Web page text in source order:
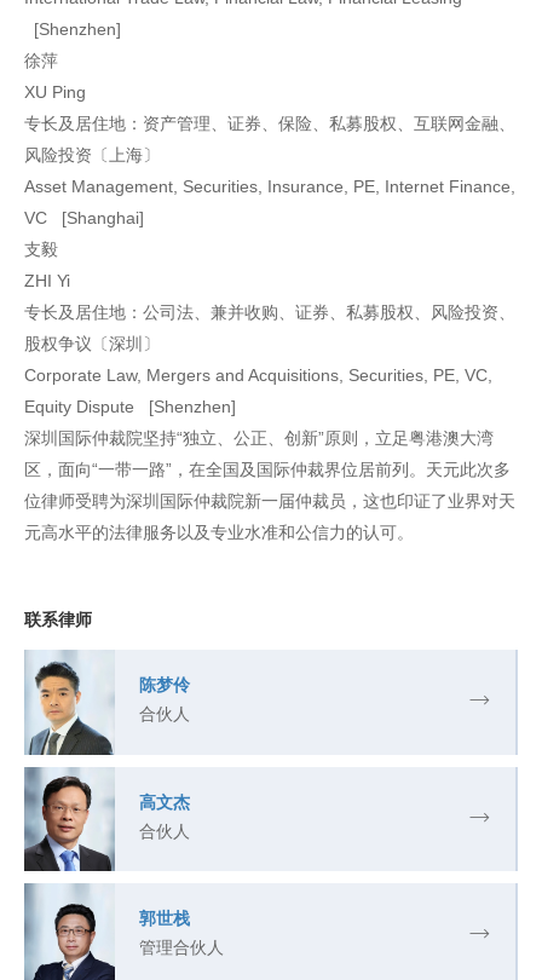
[Shenzhen]
徐萍
XU Ping
专长及居住地：资产管理、证券、保险、私募股权、互联网金融、
风险投资〔上海〕
Asset Management, Securities, Insurance, PE, Internet Finance,
VC [Shanghai]
支毅
ZHI Yi
专长及居住地：公司法、兼并收购、证券、私募股权、风险投资、
股权争议〔深圳〕
Corporate Law, Mergers and Acquisitions, Securities, PE, VC,
Equity Dispute [Shenzhen]
深圳国际仲裁院坚持“独立、公正、创新”原则，立足粤港澳大湾
区，面向“一带一路”，在全国及国际仲裁界位居前列。天元此次多
位律师受聘为深圳国际仲裁院新一届仲裁员，这也印证了业界对天
元高水平的法律服务以及专业水准和公信力的认可。
联系律师
陈梦伶
合伙人
高文杰
合伙人
郭世栈
管理合伙人